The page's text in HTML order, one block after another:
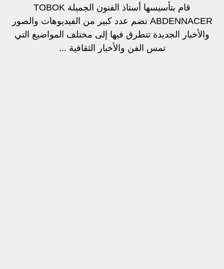
قام بتأسيسها أستاذ الفنون الجميلة TOBOK
ABDENNACER تضم عدد كبير من الفيديوهات والصور
والأخبار الجديدة تتطرق فيها إلى مختلف المواضيع التي
تمس الفن والأخبار الثقافية ...